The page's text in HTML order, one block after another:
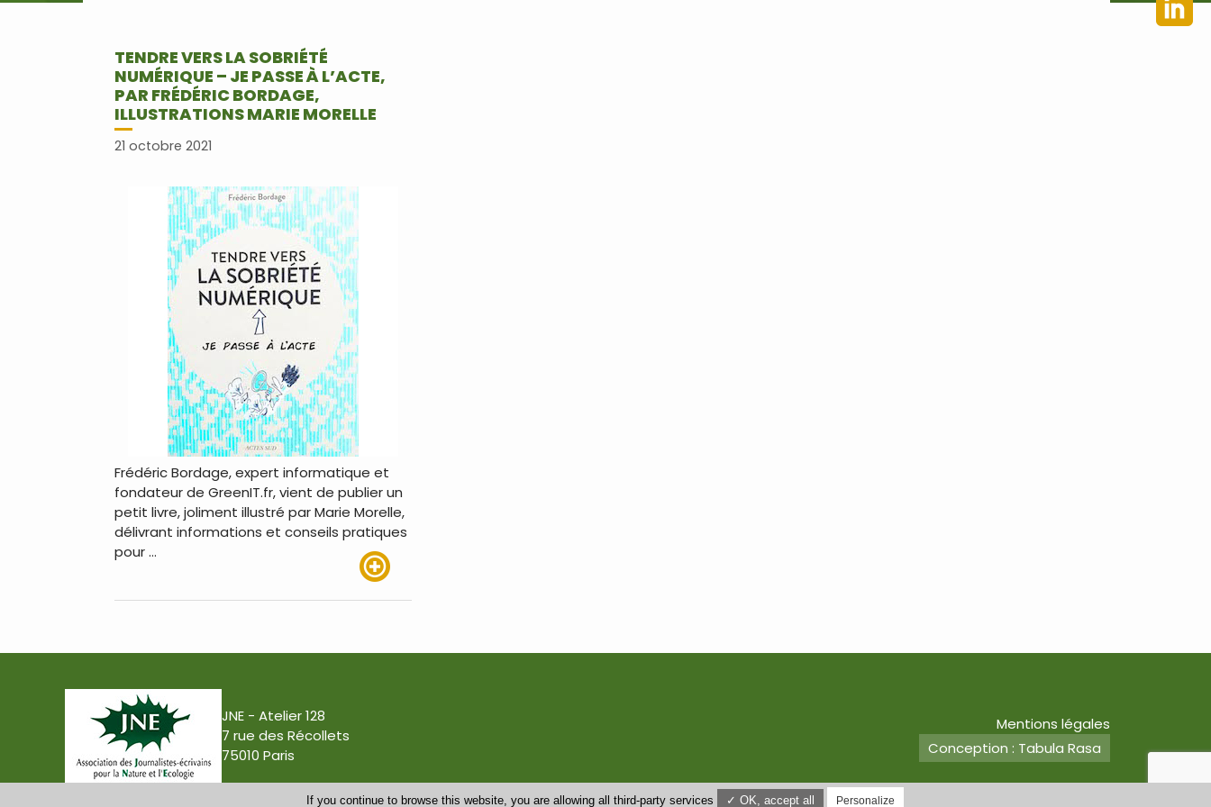
TENDRE VERS LA SOBRIÉTÉ
NUMÉRIQUE – JE PASSE À L’ACTE,
PAR FRÉDÉRIC BORDAGE,
ILLUSTRATIONS MARIE MORELLE
21 octobre 2021
Frédéric Bordage, expert informatique et
fondateur de GreenIT.fr, vient de publier un
petit livre, joliment illustré par Marie Morelle,
délivrant informations et conseils pratiques
pour …
JNE - Atelier 128
7 rue des Récollets
75010 Paris
Mentions légales
Conception : Tabula Rasa
If you continue to browse this website, you are allowing all third-party services ✓ OK, accept all Personalize